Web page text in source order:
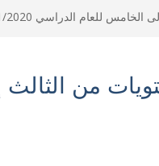
للعام الدراسي 2021/2020م
من